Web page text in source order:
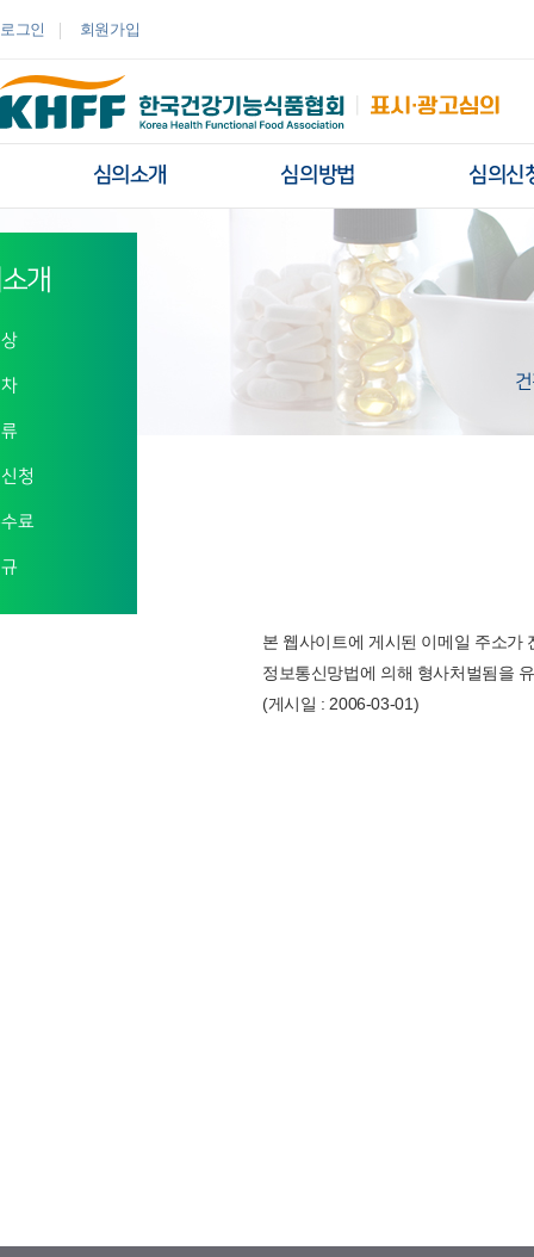
로그인 회원가입
심의소개 심의방법 심의신
유통플랫폼
개
청
료
본 웹사이트에 게시된 이메일 주소가
정보통신망법에 의해 형사처벌됨을
(게시일 : 2006-03-01)